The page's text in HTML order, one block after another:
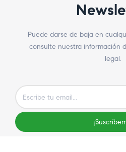
Puede darse de baja en
consulte nuestra información
legal.